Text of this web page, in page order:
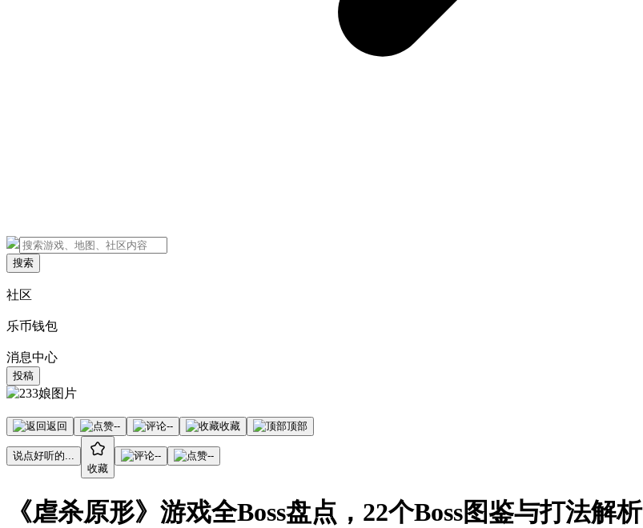
搜索
社区
乐币钱包
消息中心
投稿
返回 -- -- 收藏 顶部
说点好听的...
收藏
-- --
《虐杀原形》游戏全Boss盘点，22个Boss图鉴与打法解析